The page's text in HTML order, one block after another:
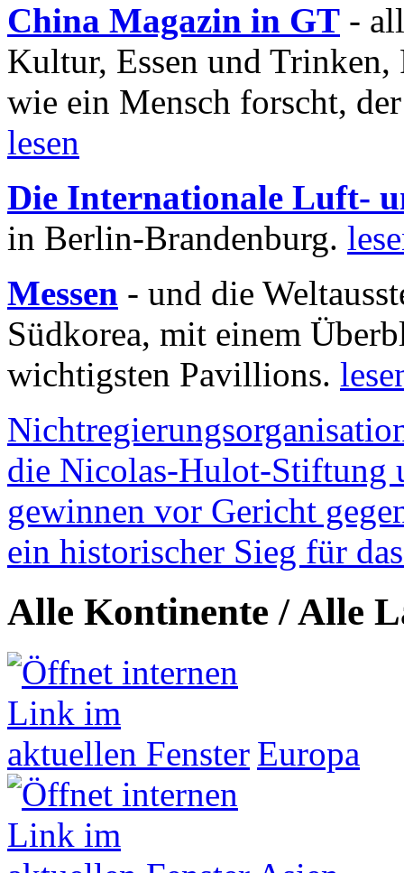
China Magazin in GT -
Kultur, Essen und
wie ein Mensch forscht,
lesen
Die Internationale Luft-
in Berlin-Brandenburg.
Messen - und die
Südkorea, mit einem
wichtigsten Pavillions.
die Nicolas-Hulot-Stiftung
gewinnen vor Gericht
ein historischer Sieg für
Alle Kontinente / Alle
Europa